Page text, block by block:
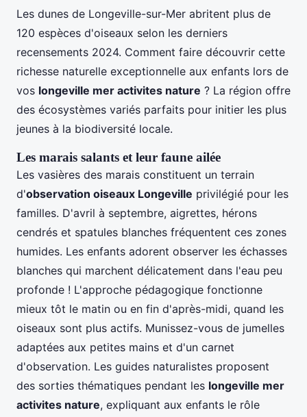
Les dunes de Longeville-sur-Mer abritent plus de
120 espèces d'oiseaux selon les derniers
recensements 2024. Comment faire découvrir cette
richesse naturelle exceptionnelle aux enfants lors de
vos longeville mer activites nature ? La région offre
des écosystèmes variés parfaits pour initier les plus
jeunes à la biodiversité locale.
Les marais salants et leur faune ailée
Les vasières des marais constituent un terrain
d'observation oiseaux Longeville privilégié pour les
familles. D'avril à septembre, aigrettes, hérons
cendrés et spatules blanches fréquentent ces zones
humides. Les enfants adorent observer les échasses
blanches qui marchent délicatement dans l'eau peu
profonde ! L'approche pédagogique fonctionne
mieux tôt le matin ou en fin d'après-midi, quand les
oiseaux sont plus actifs. Munissez-vous de jumelles
adaptées aux petites mains et d'un carnet
d'observation. Les guides naturalistes proposent
des sorties thématiques pendant les longeville mer
activites nature, expliquant aux enfants le rôle